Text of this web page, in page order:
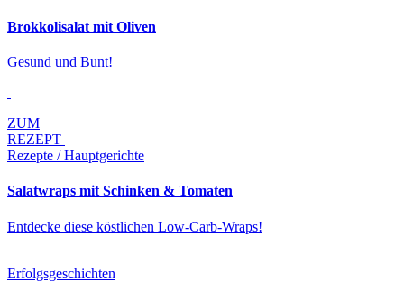
Brokkolisalat mit Oliven
Gesund und Bunt!
ZUM
REZEPT
Rezepte / Hauptgerichte
Salatwraps mit Schinken & Tomaten
Entdecke diese köstlichen Low-Carb-Wraps!
Erfolgsgeschichten